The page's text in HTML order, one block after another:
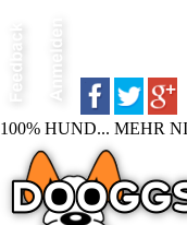
100% HUND... MEHR